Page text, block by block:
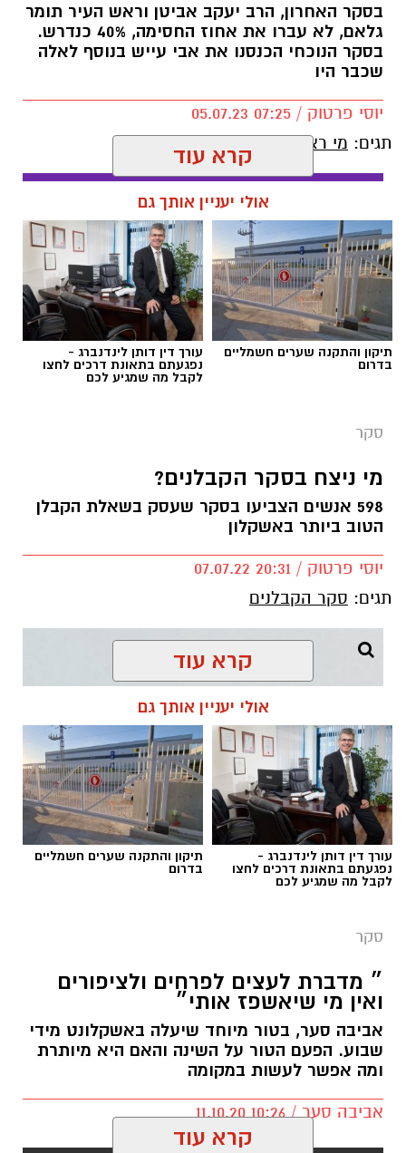
בסקר האחרון, הרב יעקב אביטן וראש העיר תומר
גלאם, לא עברו את אחוז החסימה, 40% כנדרש.
בסקר הנוכחי הכנסנו את אבי עייש בנוסף לאלה
שכבר היו
יוסי פרטוק / 07:25 05.07.23
תגים: מי ראש העיר הבא?
החל מהיום, הסקר השלישי של אתר
"אשקלונט" עולה לאויר.
בכל מכשיר נייד או נייח, ניתן להצביע פעם
אחת בכל אחד מהם.
את ההצבעה הקודמת באופן אוטומטי.
ניתן להתערב בהצבעה בשום דרך.
להורדת האפליקציה לחצו כאן
קרא עוד
אולי יעניין אותך גם
תיקון והתקנה שערים חשמליים
בדרום
עורך דין דותן לינדנברג -
נפגעתם בתאונת דרכים לחצו
לקבל מה שמגיע לכם
סקר
מי ניצח בסקר הקבלנים?
598 אנשים הצביעו בסקר שעסק בשאלת הקבלן
הטוב ביותר באשקלון
יוסי פרטוק / 20:31 07.07.22
תגים: סקר הקבלנים
להביע דעתם על הטוב ביותר ממנו רכשו דירה
מקום הראשון הקבלן רפי חסאן עם 29.6%.
מקום שני היזם אלי אלעזרא עם 22.6%.
מקום שלישי חברת הגבעה 21.5%.
מקום רביעי יצחק אטיאס עם 2.1%.
מקום חמישי אפגד ומכלוף בכור עם 0.6%
קרא עוד
אולי יעניין אותך גם
עורך דין דותן לינדנברג -
נפגעתם בתאונת דרכים לחצו
לקבל מה שמגיע לכם
תיקון והתקנה שערים חשמליים
בדרום
סקר
״ מדברת לעצים לפרחים ולציפורים
ואין מי שיאשפז אותי״
אביבה סער, בטור מיוחד שיעלה באשקלונט מידי
שבוע. הפעם הטור על השינה והאם היא מיותרת
ומה אפשר לעשות במקומה
אביבה סער / 10:26 11.10.20
קרא עוד